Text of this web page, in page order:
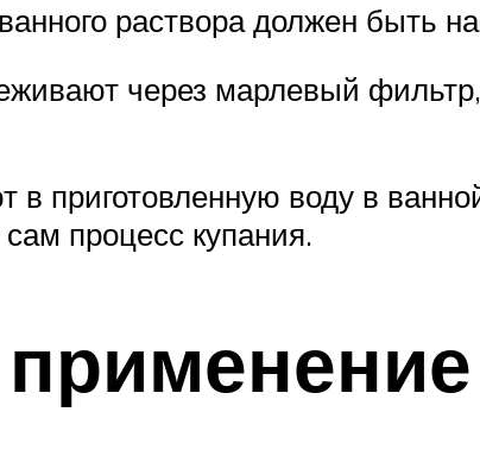
раствора должен
через марлевый
приготовленную воду в
процесс купания.